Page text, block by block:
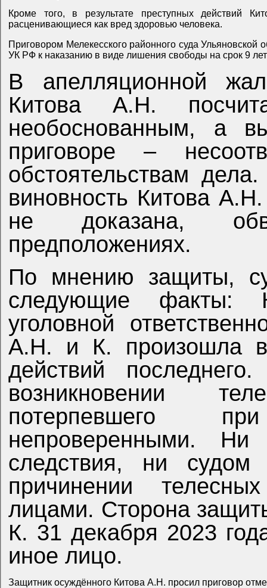
Кроме того, в результате преступных действий
расценивающиеся как вред здоровью человека.
Приговором Мелекесского районного суда Ульяновской области от 13 мая 2024 года Китов А.Н. осуждён по
УК РФ к наказанию в виде лишения свободы на срок 9
В апелляционной
Китова А.Н.
необоснованным, а
приговоре –
обстоятельствам
виновность Китова
не доказана,
предположениях.
По мнению защиты,
следующие факты:
уголовной
А.Н. и К. произошла в
действий
возникновении
потерпевшего
непроверенными. Ни
следствия, ни
причинении телесных
лицами. Сторона
К. 31 декабря 2023
иное лицо.
Защитник осуждённого Китова А.Н. просил приговор